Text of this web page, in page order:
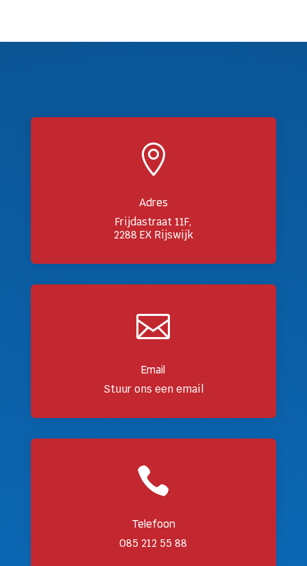

Adres
Frijdastraat 11F,
2288 EX Rijswijk

Email
Stuur ons een email

Telefoon
085 212 55 88